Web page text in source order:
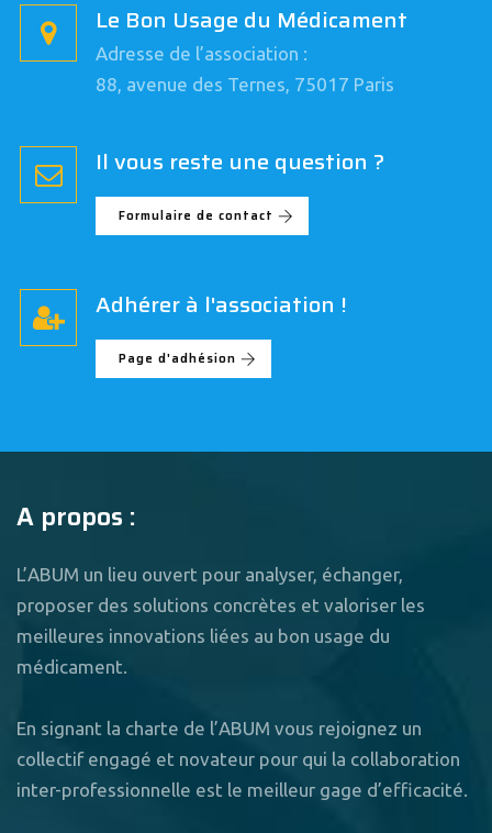
Le Bon Usage du Médicament
Adresse de l’association :
88, avenue des Ternes, 75017 Paris
Il vous reste une question ?
Formulaire de contact
Adhérer à l'association !
Page d'adhésion
A propos :
L’ABUM un lieu ouvert pour analyser, échanger,
proposer des solutions concrètes et valoriser les
meilleures innovations liées au bon usage du
médicament.
En signant la charte de l’ABUM vous rejoignez un
collectif engagé et novateur pour qui la collaboration
inter-professionnelle est le meilleur gage d’efficacité.